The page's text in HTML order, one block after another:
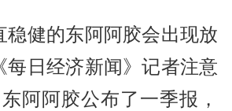
稳健的东阿阿胶会出现放
每日经济新闻》记者注意
阿阿胶公布了一季报，